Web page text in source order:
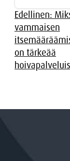
selaus
Edellinen:
vammaisen
on tärkeää